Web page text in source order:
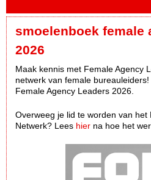
smoelenboek female
2026
Maak kennis met Female Agency
netwerk van female bureauleiders!
Female Agency Leaders 2026.
Overweeg je lid te worden van het
Netwerk? Lees hier na hoe het